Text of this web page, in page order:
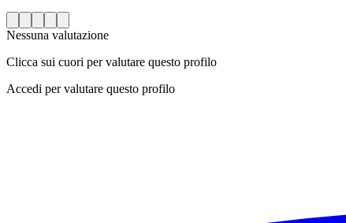
Nessuna valutazione
Clicca sui cuori per valutare questo profilo
Accedi per valutare questo profilo